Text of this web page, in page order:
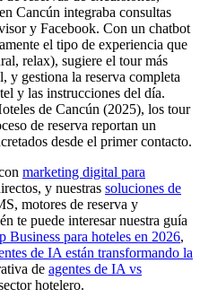
Cancún integraba consultas
y Facebook. Con un chatbot
el tipo de experiencia que
relax), sugiere el tour más
y gestiona la reserva completa
y las instrucciones del día.
de Cancún (2025), los tour
de reserva reportan un
desde el primer contacto.
marketing digital para
y nuestras soluciones de
motores de reserva y
te puede interesar nuestra guía
Business para hoteles en 2026,
de IA están transformando la
de agentes de IA vs
hotelero.